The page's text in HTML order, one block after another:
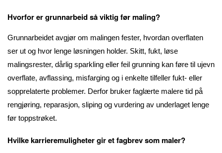
Hvorfor er grunnarbeid så viktig før maling?
Grunnarbeidet avgjør om malingen fester, hvordan overflaten
ser ut og hvor lenge løsningen holder. Skitt, fukt, løse
malingsrester, dårlig sparkling eller feil grunning kan føre til ujevn
overflate, avflassing, misfarging og i enkelte tilfeller fukt- eller
sopprelaterte problemer. Derfor bruker faglærte malere tid på
rengjøring, reparasjon, sliping og vurdering av underlaget lenge
før toppstrøket.
Hvilke karrieremuligheter gir et fagbrev som maler?